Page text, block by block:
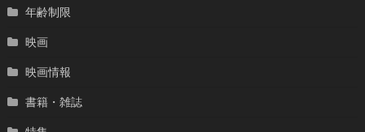
年齢制限
映画
映画情報
書籍・雑誌